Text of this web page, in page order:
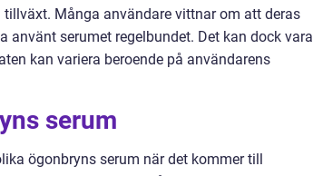
Många användare vittnar om att deras
serumet regelbundet. Det kan dock vara
kan variera beroende på användarens
serum
ögonbryns serum när det kommer till